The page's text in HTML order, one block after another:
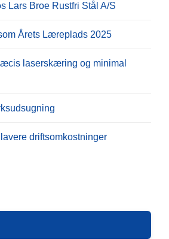
Lars Broe Rustfri Stål A/S
Årets Læreplads 2025
laserskæring og minimal
driftsomkostninger